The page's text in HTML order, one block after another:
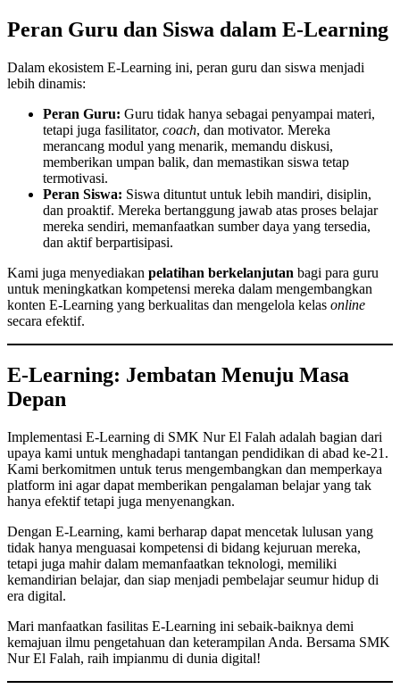
Peran Guru dan Siswa dalam E-Learning
Dalam ekosistem E-Learning ini, peran guru dan siswa menjadi
lebih dinamis:
Peran Guru: Guru tidak hanya sebagai penyampai materi,
tetapi juga fasilitator, coach, dan motivator. Mereka
merancang modul yang menarik, memandu diskusi,
memberikan umpan balik, dan memastikan siswa tetap
termotivasi.
Peran Siswa: Siswa dituntut untuk lebih mandiri, disiplin,
dan proaktif. Mereka bertanggung jawab atas proses belajar
mereka sendiri, memanfaatkan sumber daya yang tersedia,
dan aktif berpartisipasi.
Kami juga menyediakan pelatihan berkelanjutan bagi para guru
untuk meningkatkan kompetensi mereka dalam mengembangkan
konten E-Learning yang berkualitas dan mengelola kelas online
secara efektif.
E-Learning: Jembatan Menuju Masa
Depan
Implementasi E-Learning di SMK Nur El Falah adalah bagian dari
upaya kami untuk menghadapi tantangan pendidikan di abad ke-21.
Kami berkomitmen untuk terus mengembangkan dan memperkaya
platform ini agar dapat memberikan pengalaman belajar yang tak
hanya efektif tetapi juga menyenangkan.
Dengan E-Learning, kami berharap dapat mencetak lulusan yang
tidak hanya menguasai kompetensi di bidang kejuruan mereka,
tetapi juga mahir dalam memanfaatkan teknologi, memiliki
kemandirian belajar, dan siap menjadi pembelajar seumur hidup di
era digital.
Mari manfaatkan fasilitas E-Learning ini sebaik-baiknya demi
kemajuan ilmu pengetahuan dan keterampilan Anda. Bersama SMK
Nur El Falah, raih impianmu di dunia digital!